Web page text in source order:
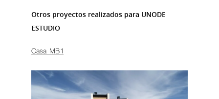
Otros proyectos realizados para UNODE
ESTUDIO
Casa MB1